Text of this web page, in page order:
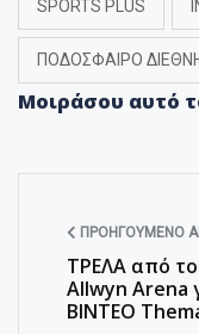
SPORTS PLUS
ΠΟΔΟΣΦΑΙΡΟ
Μοιράσου αυτό
ΠΡΟΗΓΟΎΜΕΝΟ
ΤΡΕΛΑ από
Allwyn Arena
ΒΙΝΤΕΟ